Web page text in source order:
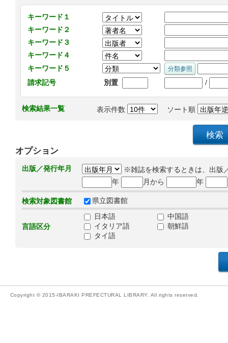
キーワード１
キーワード２
キーワード３
キーワード４
キーワード５
請求記号
別置 /
検索結果一覧 表示件数 ソート順
オプション
出版／発行年月
※雑誌を検索するときは、出版
年
月から 年
検索対象図書館 県立図書館
言語区分
日本語
中国語
イタリア語
朝鮮語
タイ語
Copyright © 2015-IBARAKI PREFECTURAL LIBRARY. All rights reserved.